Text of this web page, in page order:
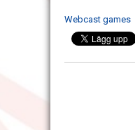
Webcast games